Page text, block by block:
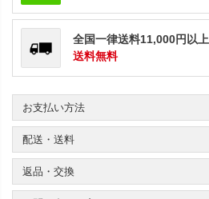
全国一律送料11,000円以上
送料無料
お支払い方法
配送・送料
返品・交換